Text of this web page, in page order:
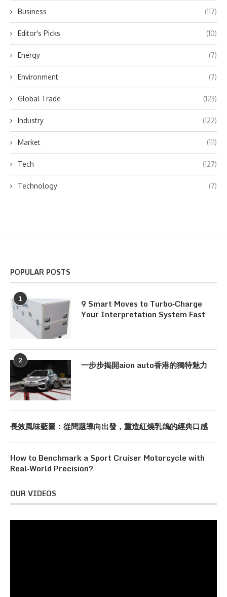
Business (117)
Editor's Picks (10)
Energy (7)
Environment (7)
Global Trade (123)
Industry (122)
Market (111)
Tech (127)
Technology (7)
POPULAR POSTS
1
9 Smart Moves to Turbo‑Charge
Your Interpretation System Fast
2 一步步揭開aion auto香港的獨特魅力
長效風味藍圖：從問題導向出發，重造紅燒乳鴿的經典口感
How to Benchmark a Sport Cruiser Motorcycle with
Real‑World Precision?
OUR VIDEOS